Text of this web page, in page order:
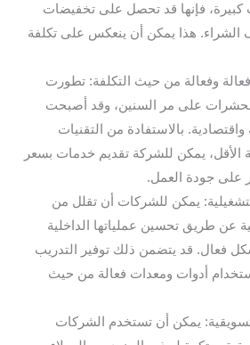
كبيرة، فإنها قد تحصل على تخفيضات
الشراء. هذا يمكن أن ينعكس على تكلفة
وفعالة من حيث التكلفة: تطورت
على مر السنين، وقد أصبحت
واقتصادية. بالاستفادة من التقنيات
الأقل، يمكن للشركة تقديم خدمات بسعر
على جودة العمل.
يمكن للشركات أن تقلل من
عن طريق تحسين عملياتها الداخلية
فعال. قد يتضمن ذلك توفير التدريب
أدوات ومعدات فعالة من حيث
يمكن أن تستخدم الشركات